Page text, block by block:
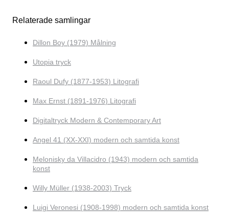
Relaterade samlingar
Dillon Boy (1979) Målning
Utopia tryck
Raoul Dufy (1877-1953) Litografi
Max Ernst (1891-1976) Litografi
Digitaltryck Modern & Contemporary Art
Angel 41 (XX-XXI) modern och samtida konst
Melonisky da Villacidro (1943) modern och samtida
konst
Willy Müller (1938-2003) Tryck
Luigi Veronesi (1908-1998) modern och samtida konst